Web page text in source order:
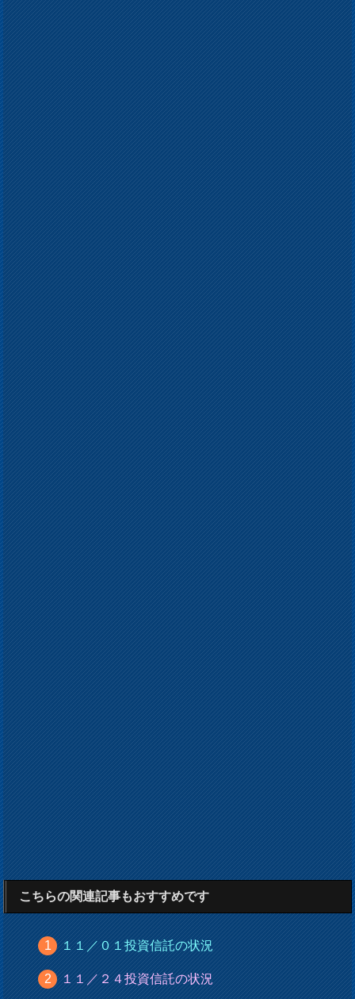
こちらの関連記事もおすすめです
１１／０１投資信託の状況
１１／２４投資信託の状況